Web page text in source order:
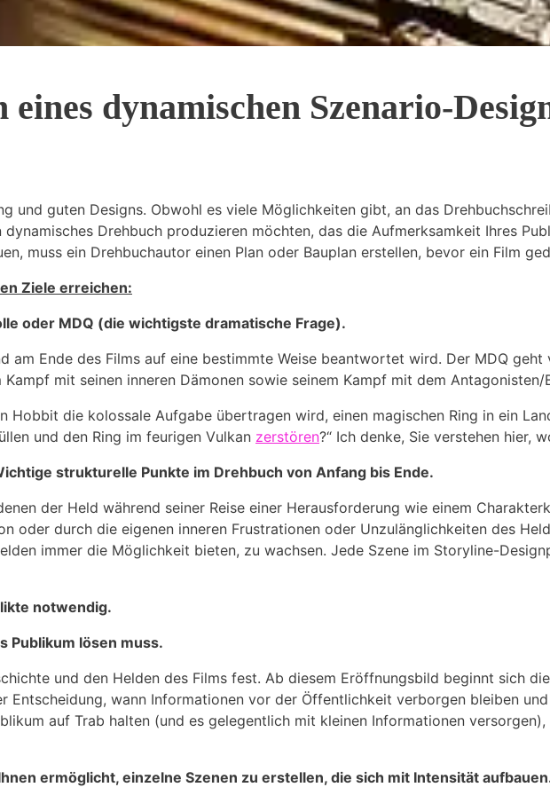
dynamischen Szenario-
und guten Designs. Obwohl es viele Möglichkeiten gibt, an das
Drehbuch produzieren möchten, das die Aufmerksamkeit Ihres
muss ein Drehbuchautor einen Plan oder Bauplan erstellen, bevor ein Film
Ziele erreichen:
oder MDQ (die wichtigste dramatische Frage).
am Ende des Films auf eine bestimmte Weise beantwortet wird. Der MDQ geht
mit seinen inneren Dämonen sowie seinem Kampf mit dem Antagonisten/
Hobbit die kolossale Aufgabe übertragen wird, einen magischen Ring in ein
und den Ring im feurigen Vulkan zerstören?“ Ich denke, Sie verstehen hier,
strukturelle Punkte im Drehbuch von Anfang bis Ende.
der Held während seiner Reise einer Herausforderung wie einem
oder durch die eigenen inneren Frustrationen oder Unzulänglichkeiten des
immer die Möglichkeit bieten, zu wachsen. Jede Szene im Storyline-
notwendig.
Publikum lösen muss.
und den Helden des Films fest. Ab diesem Eröffnungsbild beginnt sich
wann Informationen vor der Öffentlichkeit verborgen bleiben
auf Trab halten (und es gelegentlich mit kleinen Informationen
ermöglicht, einzelne Szenen zu erstellen, die sich mit Intensität